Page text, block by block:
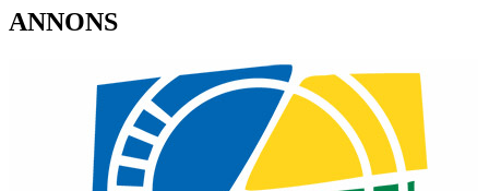
ANNONS